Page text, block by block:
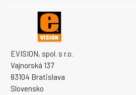
EVISION, spol. s r.o.
Vajnorská 137
83104 Bratislava
Slovensko